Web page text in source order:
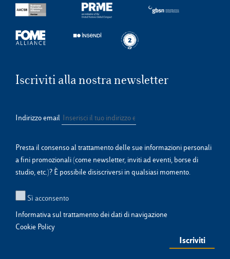
Iscriviti alla nostra newsletter
Indirizzo email
Presta il consenso al trattamento delle sue informazioni personali
a fini promozionali (come newsletter, inviti ad eventi, borse di
studio, etc.)? È possibile disiscriversi in qualsiasi momento.
Sì acconsento
Informativa sul trattamento dei dati di navigazione
Cookie Policy